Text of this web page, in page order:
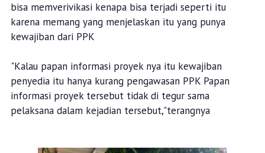
bisa memverivikasi kenapa bisa terjadi seperti itu
karena memang yang menjelaskan itu yang punya
kewajiban dari PPK
"Kalau papan informasi proyek nya itu kewajiban
penyedia itu hanya kurang pengawasan PPK Papan
informasi proyek tersebut tidak di tegur sama
pelaksana dalam kejadian tersebut,"terangnya